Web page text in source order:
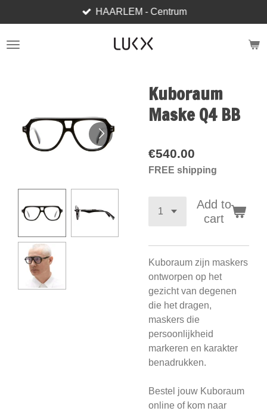
to
main
HAARLEM - Centrum
Kuboraum
Maske Q4 BB
€540.00
FREE shipping
Add to
cart
Kuboraum zijn maskers
ontworpen op het
gezicht van degenen
die het dragen,
maskers die
persoonlijkheid
markeren en karakter
benadrukken.
Bestel jouw Kuboraum
online of kom naar